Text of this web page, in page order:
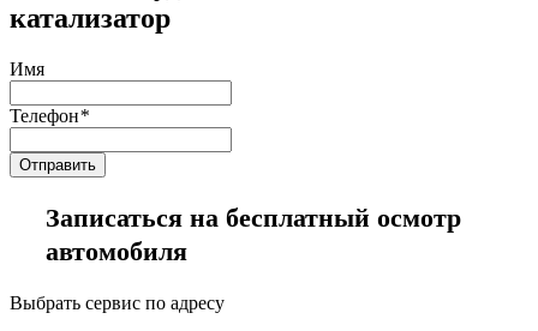
катализатор
Имя
Телефон*
Записаться на бесплатный осмотр
автомобиля
Выбрать сервис по адресу